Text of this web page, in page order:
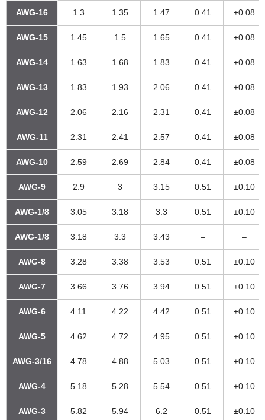
AWG-16 1.3 1.35 1.47 0.41 ±0.08
AWG-15 1.45 1.5 1.65 0.41 ±0.08
AWG-14 1.63 1.68 1.83 0.41 ±0.08
AWG-13 1.83 1.93 2.06 0.41 ±0.08
AWG-12 2.06 2.16 2.31 0.41 ±0.08
AWG-11 2.31 2.41 2.57 0.41 ±0.08
AWG-10 2.59 2.69 2.84 0.41 ±0.08
AWG-9 2.9 3 3.15 0.51 ±0.10
AWG-1/8 3.05 3.18 3.3 0.51 ±0.10
AWG-1/8 3.18 3.3 3.43 – –
AWG-8 3.28 3.38 3.53 0.51 ±0.10
AWG-7 3.66 3.76 3.94 0.51 ±0.10
AWG-6 4.11 4.22 4.42 0.51 ±0.10
AWG-5 4.62 4.72 4.95 0.51 ±0.10
AWG-3/16 4.78 4.88 5.03 0.51 ±0.10
AWG-4 5.18 5.28 5.54 0.51 ±0.10
AWG-3 5.82 5.94 6.2 0.51 ±0.10